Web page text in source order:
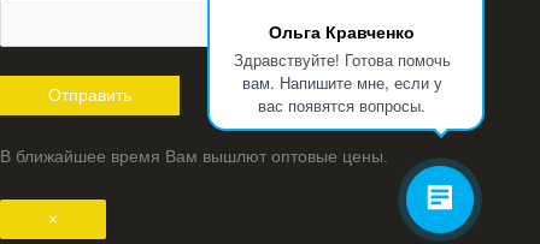
Ольга Кравченко
Здравствуйте! Готова помочь
вам. Напишите мне, если у
вас появятся вопросы.
В ближайшее время Вам вышлют оптовые цены.
×